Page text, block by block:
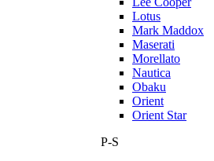
Lotus
Mark Maddox
Maserati
Morellato
Nautica
Obaku
Orient
Orient Star
P-S